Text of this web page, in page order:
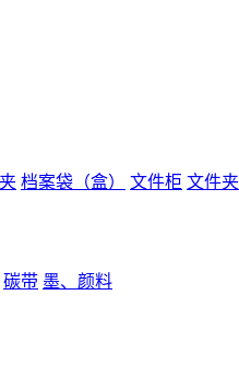
档案袋（盒） 文件柜 文件
碳带 墨、颜料